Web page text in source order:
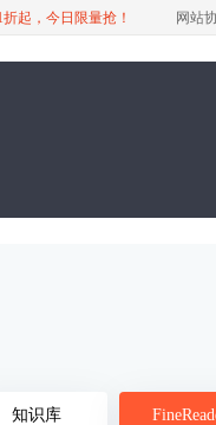
折起，今日限量抢！ 网站
知识库